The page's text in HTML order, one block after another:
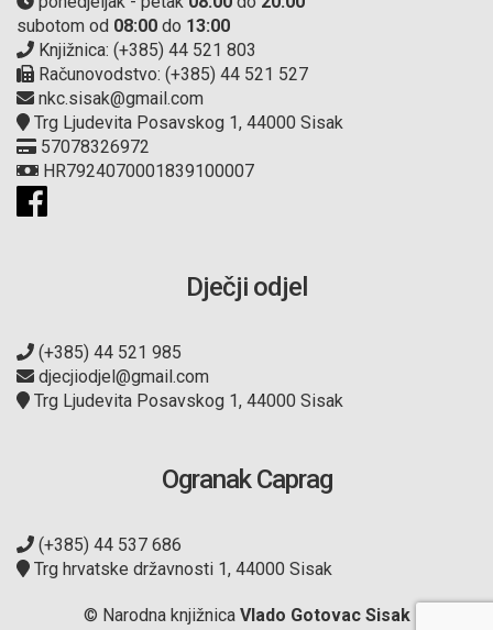
subotom od 08:00 do 13:00
Knjižnica: (+385) 44 521 803
Računovodstvo: (+385) 44 521 527
nkc.sisak@gmail.com
Trg Ljudevita Posavskog 1, 44000 Sisak
57078326972
HR7924070001839100007
Dječji odjel
(+385) 44 521 985
djecjiodjel@gmail.com
Trg Ljudevita Posavskog 1, 44000 Sisak
Ogranak Caprag
(+385) 44 537 686
Trg hrvatske državnosti 1, 44000 Sisak
© Narodna knjižnica Vlado Gotovac Sisak